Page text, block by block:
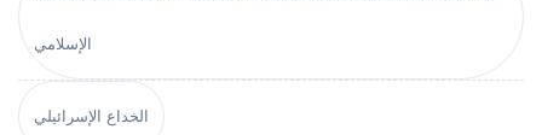
الإسلامي
الخداع الإسرائيلي